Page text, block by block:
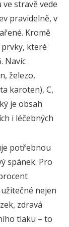
stravě vede
pravidelně, v
Kromě
které
Navíc
železo,
karoten), C,
je obsah
i léčebných
potřebnou
spánek. Pro
nejen
zdravá
tlaku – to